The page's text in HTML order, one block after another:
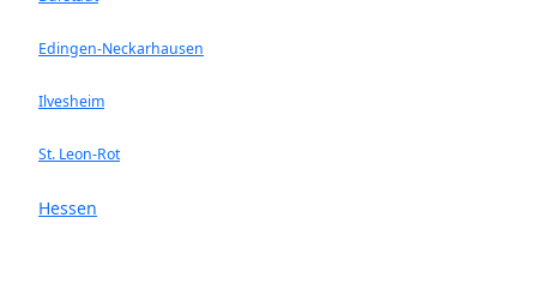
Edingen-Neckarhausen
Ilvesheim
St. Leon-Rot
Hessen